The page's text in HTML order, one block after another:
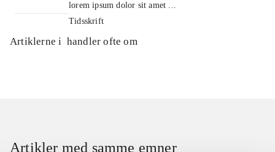
lorem ipsum dolor sit amet ...
Tidsskrift
Artiklerne i handler ofte om
Artikler med samme emner